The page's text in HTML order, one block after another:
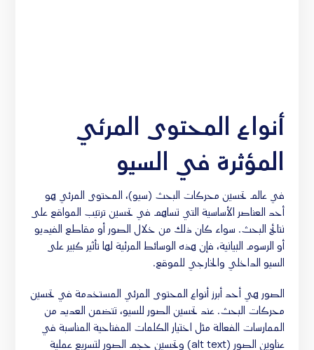
أنواع المحتوى المرئي
المؤثرة في السيو
في عالم تحسين محركات البحث (سيو)، المحتوى المرئي هو
أحد العناصر الأساسية التي تساهم في تحسين ترتيب المواقع على
نتائج البحث. سواء كان ذلك من خلال الصور أو مقاطع الفيديو
أو الرسوم البيانية، فإن هذه الوسائط المرئية لها تأثير كبير على
السيو الداخلي والخارجي للموقع.
الصور هي أحد أبرز أنواع المحتوى المرئي المستخدمة في تحسين
محركات البحث. عند تحسين الصور للسيو، تتضمن العديد من
الممارسات الفعالة مثل اختيار الكلمات المفتاحية المناسبة في
عناوين الصور (alt text) وتحسين حجم الصور لتسريع عملية